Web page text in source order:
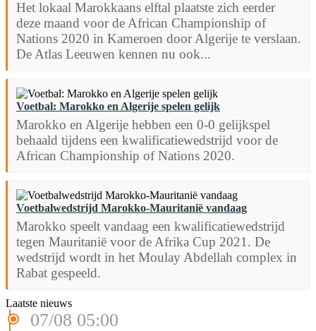
Het lokaal Marokkaans elftal plaatste zich eerder
deze maand voor de African Championship of
Nations 2020 in Kameroen door Algerije te verslaan.
De Atlas Leeuwen kennen nu ook...
Voetbal: Marokko en Algerije spelen gelijk
Marokko en Algerije hebben een 0-0 gelijkspel
behaald tijdens een kwalificatiewedstrijd voor de
African Championship of Nations 2020.
Voetbalwedstrijd Marokko-Mauritanië vandaag
Marokko speelt vandaag een kwalificatiewedstrijd
tegen Mauritanië voor de Afrika Cup 2021. De
wedstrijd wordt in het Moulay Abdellah complex in
Rabat gespeeld.
Laatste nieuws
07/08 05:00